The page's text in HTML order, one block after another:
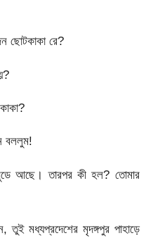
ছোটকাকা রে?
বললুম!
আছে। তারপর কী হল? তোমার
মধ্যপ্রদেশের মৃদঙ্গপুর পাহাড়ে